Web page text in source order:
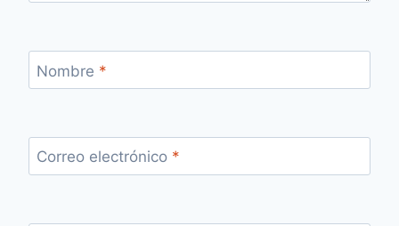
Nombre *
Correo electrónico *